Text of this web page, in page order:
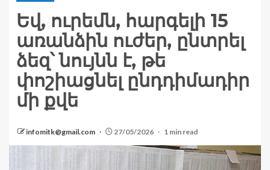
Եվ, ուրեմն, հարգելի 15
առանձին ուժեր, ընտրել
ձեզ՝ նույնն է, թե
փոշիացնել ընդդիմադիր
մի քվե
infomitk@gmail.com 27/05/2026 1 min read